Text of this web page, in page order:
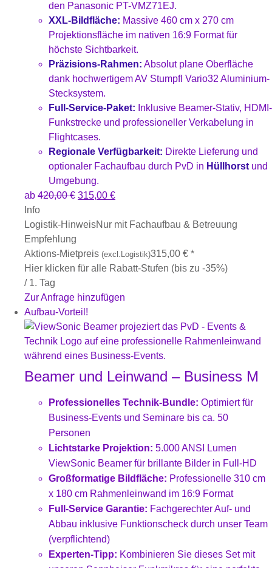
den Panasonic PT-VMZ71EJ.
XXL-Bildfläche: Massive 460 cm x 270 cm
Projektionsfläche im nativen 16:9 Format für
höchste Sichtbarkeit.
Präzisions-Rahmen: Absolut plane Oberfläche
dank hochwertigem AV Stumpfl Vario32 Aluminium-
Stecksystem.
Full-Service-Paket: Inklusive Beamer-Stativ, HDMI-
Funkstrecke und professioneller Verkabelung in
Flightcases.
Regionale Verfügbarkeit: Direkte Lieferung und
optionaler Fachaufbau durch PvD in Hüllhorst und
Umgebung.
ab 420,00€ 315,00 €
Info
Logistik-HinweisNur mit Fachaufbau & Betreuung
Empfehlung
Aktions-Mietpreis (excl.Logistik)315,00 € *
Hier klicken für alle Rabatt-Stufen (bis zu -35%)
/ 1. Tag
Zur Anfrage hinzufügen
Aufbau-Vorteil!
Beamer und Leinwand – Business M
Professionelles Technik-Bundle: Optimiert für
Business-Events und Seminare bis ca. 50
Personen
Lichtstarke Projektion: 5.000 ANSI Lumen
ViewSonic Beamer für brillante Bilder in Full-HD
Großformatige Bildfläche: Professionelle 310 cm
x 180 cm Rahmenleinwand im 16:9 Format
Full-Service Garantie: Fachgerechter Auf- und
Abbau inklusive Funktionscheck durch unser Team
(verpflichtend)
Experten-Tipp: Kombinieren Sie dieses Set mit